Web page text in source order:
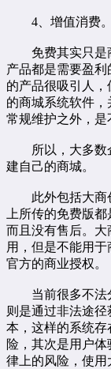
4、增值消费。
免费其实只是商
产品都是需要盈
的产品很吸引人
的商城系统软件
常规维护之外，是
所以，大多数
建自己的商城。
此外包括大商创
上所传的免费版
而且没有售后。
用，但是不能用
官方的商业授权。
当前很多不法分
则是通过非法途
本，这样的系统
险，其次是用户
律上的风险，使